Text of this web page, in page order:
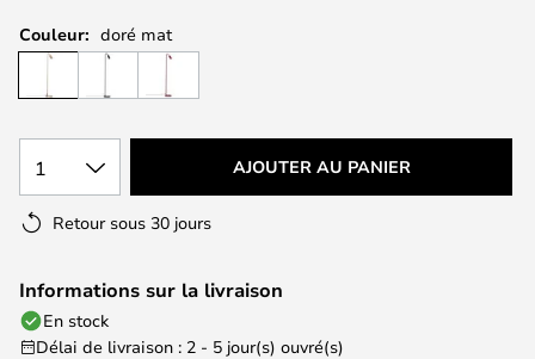
Couleur: doré mat
1 AJOUTER AU PANIER
Retour sous 30 jours
Informations sur la livraison
En stock
Délai de livraison : 2 - 5 jour(s) ouvré(s)